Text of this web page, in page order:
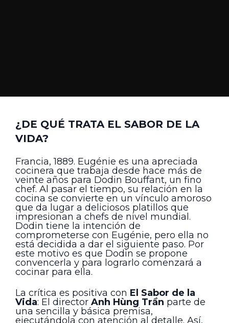
¿DE QUÉ TRATA EL SABOR DE LA
VIDA?
Francia, 1889. Eugénie es una apreciada
cocinera que trabaja desde hace más de
veinte años para Dodin Bouffant, un fino
chef. Al pasar el tiempo, su relación en la
cocina se convierte en un vínculo amoroso
que da lugar a deliciosos platillos que
impresionan a chefs de nivel mundial.
Dodin tiene la intención de
comprometerse con Eugénie, pero ella no
está decidida a dar el siguiente paso. Por
este motivo es que Dodin se propone
convencerla y para lograrlo comenzará a
cocinar para ella.
La crítica es positiva con El Sabor de la
Vida: El director Anh Hùng Trần parte de
una sencilla y básica premisa,
ejecutándola con atención al detalle. Así,